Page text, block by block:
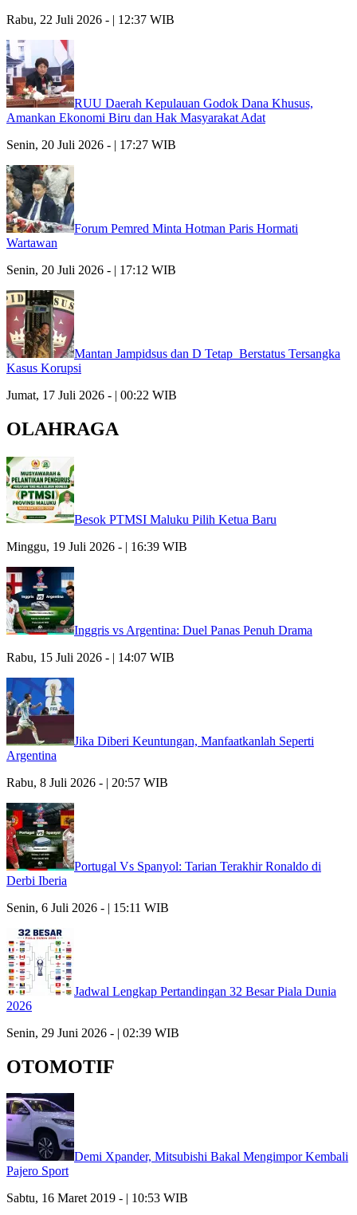
Rabu, 22 Juli 2026 - | 12:37 WIB
RUU Daerah Kepulauan Godok Dana Khusus,
Amankan Ekonomi Biru dan Hak Masyarakat Adat
Senin, 20 Juli 2026 - | 17:27 WIB
Forum Pemred Minta Hotman Paris Hormati
Wartawan
Senin, 20 Juli 2026 - | 17:12 WIB
Mantan Jampidsus dan D Tetap Berstatus Tersangka
Kasus Korupsi
Jumat, 17 Juli 2026 - | 00:22 WIB
OLAHRAGA
Besok PTMSI Maluku Pilih Ketua Baru
Minggu, 19 Juli 2026 - | 16:39 WIB
Inggris vs Argentina: Duel Panas Penuh Drama
Rabu, 15 Juli 2026 - | 14:07 WIB
Jika Diberi Keuntungan, Manfaatkanlah Seperti
Argentina
Rabu, 8 Juli 2026 - | 20:57 WIB
Portugal Vs Spanyol: Tarian Terakhir Ronaldo di
Derbi Iberia
Senin, 6 Juli 2026 - | 15:11 WIB
Jadwal Lengkap Pertandingan 32 Besar Piala Dunia
2026
Senin, 29 Juni 2026 - | 02:39 WIB
OTOMOTIF
Demi Xpander, Mitsubishi Bakal Mengimpor Kembali
Pajero Sport
Sabtu, 16 Maret 2019 - | 10:53 WIB